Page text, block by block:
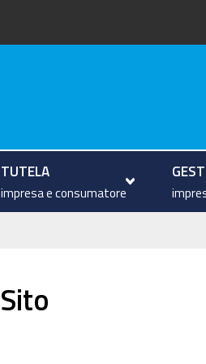
TUTELA
impresa e consumatore
Sito